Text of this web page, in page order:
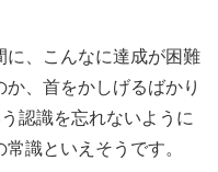
に、こんなに達成が困難
、首をかしげるばかり
認識を忘れないように
識といえそうです。